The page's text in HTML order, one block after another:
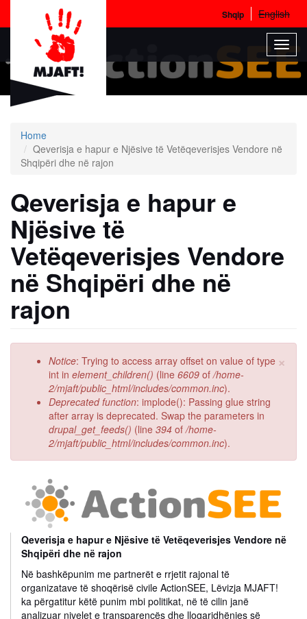
main
content
Shqip English
Home
Qeverisja e hapur e Njësive të Vetëqeverisjes Vendore në
Shqipëri dhe në rajon
Qeverisja e hapur e
Njësive të
Vetëqeverisjes Vendore
në Shqipëri dhe në
rajon
×
Error
message
Notice: Trying to access array offset on value of type
int in element_children() (line 6609 of /home-
2/mjaft/public_html/includes/common.inc).
Deprecated function: implode(): Passing glue string
after array is deprecated. Swap the parameters in
drupal_get_feeds() (line 394 of /home-
2/mjaft/public_html/includes/common.inc).
Qeverisja e hapur e Njësive të Vetëqeverisjes Vendore në
Shqipëri dhe në rajon
Në bashkëpunim me partnerët e rrjetit rajonal të
organizatave të shoqërisë civile ActionSEE, Lëvizja MJAFT!
ka përgatitur këtë punim mbi politikat, në të cilin janë
analizuar nivelet e transparencës dhe llogaridhënies së